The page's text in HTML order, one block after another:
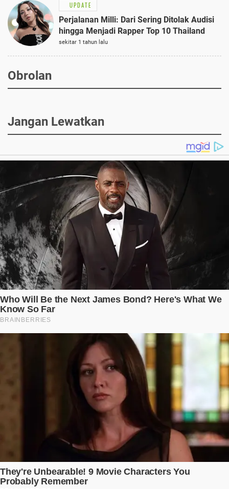
UPDATE
Perjalanan Milli: Dari Sering Ditolak Audisi
hingga Menjadi Rapper Top 10 Thailand
sekitar 1 tahun lalu
Obrolan
Jangan Lewatkan